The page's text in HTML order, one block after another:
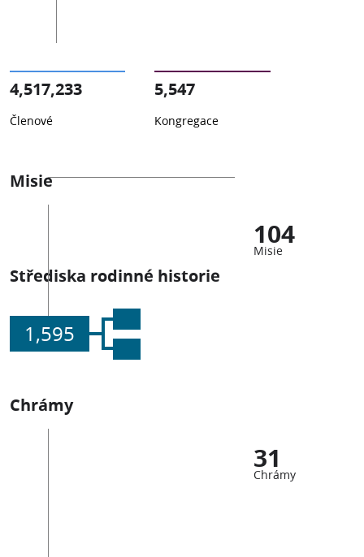
4,517,233
Členové
5,547
Kongregace
Misie
104
Misie
Střediska rodinné historie
1,595
Chrámy
31
Chrámy